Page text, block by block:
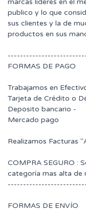
marcas lideres en el
publico y lo que
sus clientes y la de
productos en sus
FORMAS DE PAGO
Trabajamos en
Tarjeta de Crédito o
Deposito bancario -
Mercado pago
Realizamos Facturas
COMPRA SEGURO :
categoría mas alta de
FORMAS DE ENVÍO